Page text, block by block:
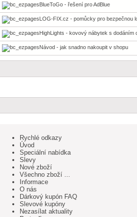
BlueToGo - řešení pro AdBlue
LOG-FIX.cz - pomůcky pro bezpečnou
HighLights - kovový nábytek s dodáním
Návod - jak snadno nakoupit v shopu
Rychlé odkazy
Úvod
Speciální nabídka
Slevy
Nové zboží
Všechno zboží ...
Informace
O nás
Dárkový kupón FAQ
Slevové kupóny
Nezasílat aktuality